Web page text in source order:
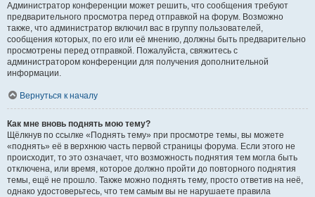
Администратор конференции может решить, что сообщения требуют
предварительного просмотра перед отправкой на форум. Возможно
также, что администратор включил вас в группу пользователей,
сообщения которых, по его или её мнению, должны быть предварительно
просмотрены перед отправкой. Пожалуйста, свяжитесь с
администратором конференции для получения дополнительной
информации.
Вернуться к началу
Как мне вновь поднять мою тему?
Щёлкнув по ссылке «Поднять тему» при просмотре темы, вы можете
«поднять» её в верхнюю часть первой страницы форума. Если этого не
происходит, то это означает, что возможность поднятия тем могла быть
отключена, или время, которое должно пройти до повторного поднятия
темы, ещё не прошло. Также можно поднять тему, просто ответив на неё,
однако удостоверьтесь, что тем самым вы не нарушаете правила